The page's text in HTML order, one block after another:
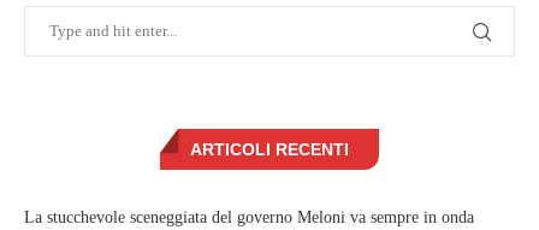
ARTICOLI RECENTI
La stucchevole sceneggiata del governo Meloni va sempre in onda